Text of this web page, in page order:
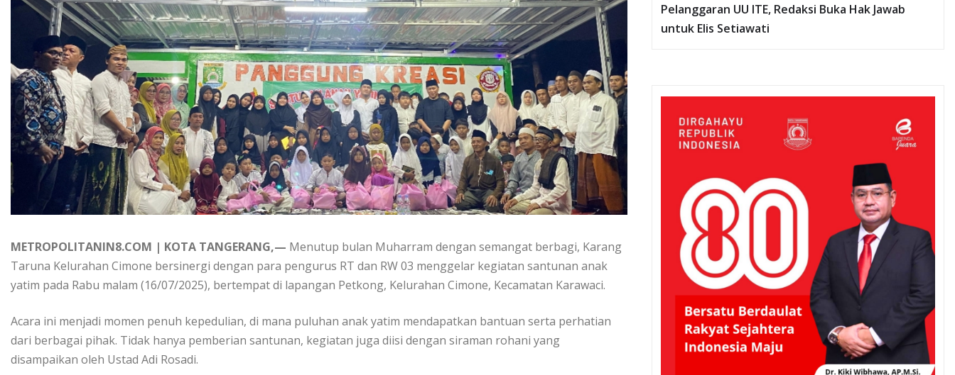
METROPOLITANIN8.COM | KOTA TANGERANG,— Menutup bulan Muharram dengan semangat berbagi, Karang
Taruna Kelurahan Cimone bersinergi dengan para pengurus RT dan RW 03 menggelar kegiatan santunan anak
yatim pada Rabu malam (16/07/2025), bertempat di lapangan Petkong, Kelurahan Cimone, Kecamatan Karawaci.
Acara ini menjadi momen penuh kepedulian, di mana puluhan anak yatim mendapatkan bantuan serta perhatian
dari berbagai pihak. Tidak hanya pemberian santunan, kegiatan juga diisi dengan siraman rohani yang
disampaikan oleh Ustad Adi Rosadi.
Pelanggaran UU ITE, Redaksi Buka Hak Jawab
untuk Elis Setiawati